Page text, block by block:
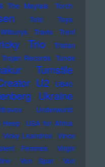
The Maytals
Torch
Toto
Toya
Travis
Trent
Trio
Tristan
Trojan Records Tunde
Turnstile
U2
UB40
Ukraine
Underworld
Heep
USA for Africa
Vicky Leandros Vince
Femmes
Virgin
Von Spar
Von